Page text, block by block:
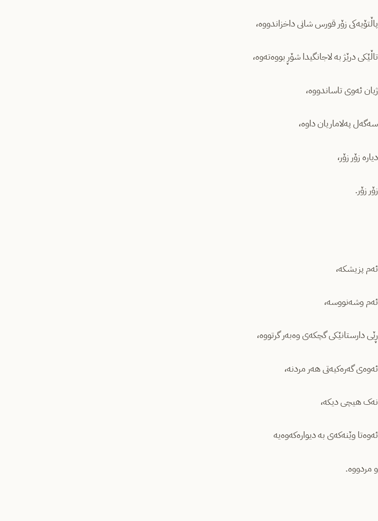
پاڵتۆیەکی زۆر قورس شانی داخزاندووە،
تاڵێکی درێژ بە لاجانگیدا شۆڕ بووەتەوە،
ژیان ئەوی تاساندووە،
سەگەل پەلاماریان داوە،
دیارە زۆر زۆر،
زۆر زۆر.
ئەم پزیشکە،
ئەم وشەنووسە،
ڕێی دارستانێکی گچکەی وەبەر گرتووە،
ئەوەی گەرەکیەتی هەر مردنە،
نەک هیچی دیکە،
ئەوەتا وێنەکەی بە دیوارەکەوەیە
و مردووە.